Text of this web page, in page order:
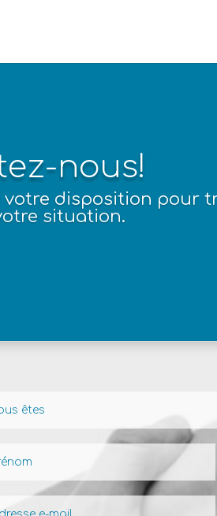
nous!
disposition pour
situation.